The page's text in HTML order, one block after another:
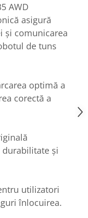
AWD
asigură
și comunicarea
de tuns
optimă a
corectă a
și
utilizatori
înlocuirea.